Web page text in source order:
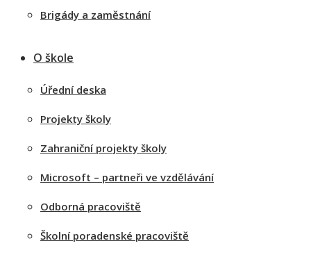
Brigády a zaměstnání
O škole
Úřední deska
Projekty školy
Zahraniční projekty školy
Microsoft – partneři ve vzdělávání
Odborná pracoviště
Školní poradenské pracoviště